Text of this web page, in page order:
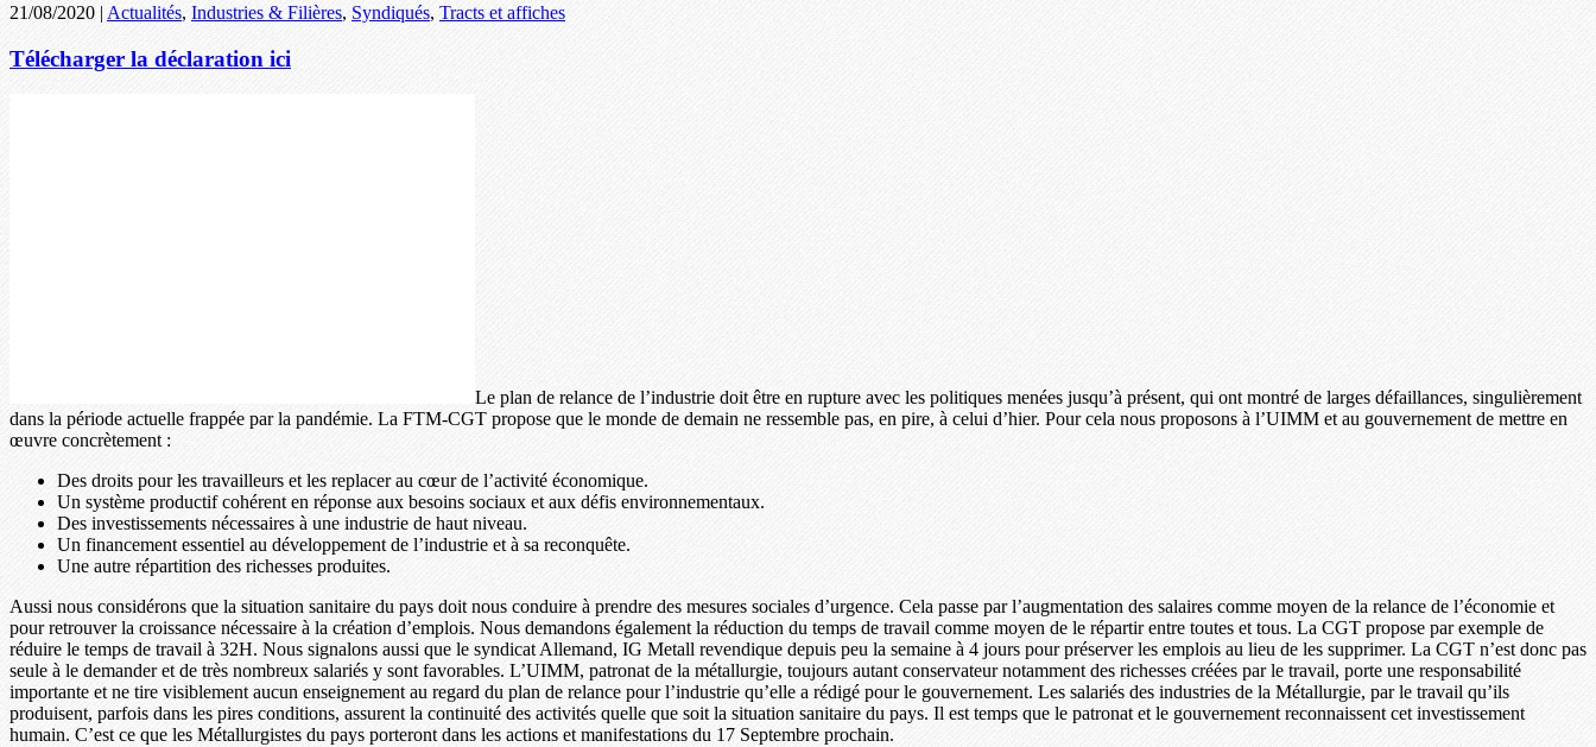
21/08/2020 | Actualités, Industries & Filières, Syndiqués, Tracts et affiches
Télécharger la déclaration ici
Le plan de relance de l’industrie doit être en rupture avec les politiques menées jusqu’à présent, qui ont montré de larges défaillances, singulièrement
dans la période actuelle frappée par la pandémie. La FTM-CGT propose que le monde de demain ne ressemble pas, en pire, à celui d’hier. Pour cela nous proposons à l’UIMM et au gouvernement de mettre en
œuvre concrètement :
Des droits pour les travailleurs et les replacer au cœur de l’activité économique.
Un système productif cohérent en réponse aux besoins sociaux et aux défis environnementaux.
Des investissements nécessaires à une industrie de haut niveau.
Un financement essentiel au développement de l’industrie et à sa reconquête.
Une autre répartition des richesses produites.
Aussi nous considérons que la situation sanitaire du pays doit nous conduire à prendre des mesures sociales d’urgence. Cela passe par l’augmentation des salaires comme moyen de la relance de l’économie et
pour retrouver la croissance nécessaire à la création d’emplois. Nous demandons également la réduction du temps de travail comme moyen de le répartir entre toutes et tous. La CGT propose par exemple de
réduire le temps de travail à 32H. Nous signalons aussi que le syndicat Allemand, IG Metall revendique depuis peu la semaine à 4 jours pour préserver les emplois au lieu de les supprimer. La CGT n’est donc pas
seule à le demander et de très nombreux salariés y sont favorables. L’UIMM, patronat de la métallurgie, toujours autant conservateur notamment des richesses créées par le travail, porte une responsabilité
importante et ne tire visiblement aucun enseignement au regard du plan de relance pour l’industrie qu’elle a rédigé pour le gouvernement. Les salariés des industries de la Métallurgie, par le travail qu’ils
produisent, parfois dans les pires conditions, assurent la continuité des activités quelle que soit la situation sanitaire du pays. Il est temps que le patronat et le gouvernement reconnaissent cet investissement
humain. C’est ce que les Métallurgistes du pays porteront dans les actions et manifestations du 17 Septembre prochain.